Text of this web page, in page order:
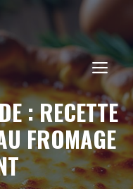
: RECETTE
FROMAGE